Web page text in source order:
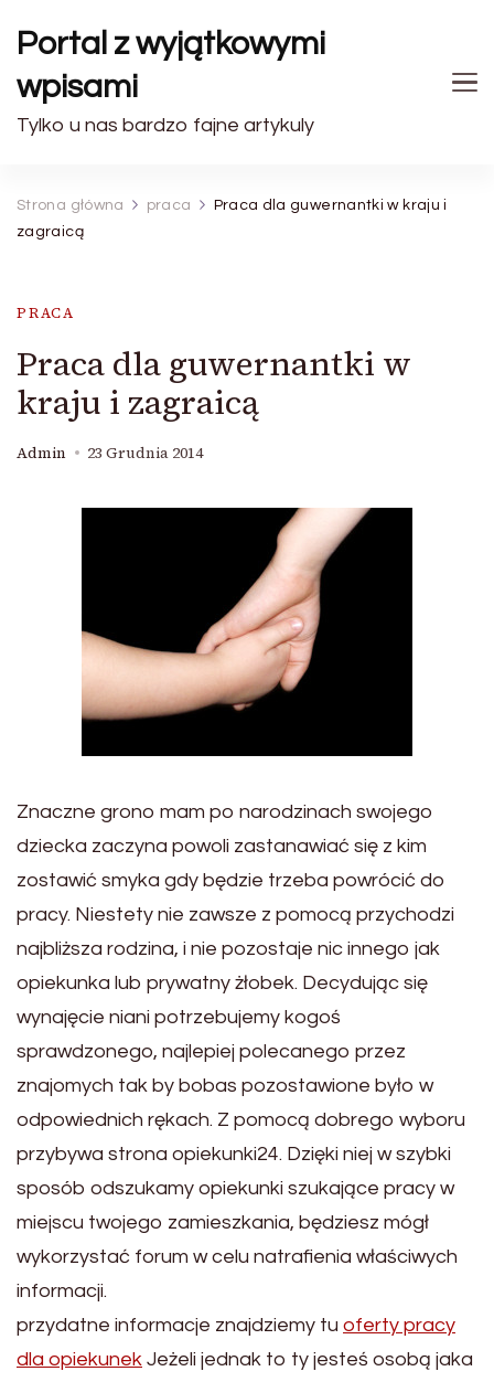
Portal z wyjątkowymi
wpisami
Tylko u nas bardzo fajne artykuly
Strona główna praca
Praca dla guwernantki w kraju i
zagraicą
PRACA
Praca dla guwernantki w
kraju i zagraicą
Admin 23 Grudnia 2014
Znaczne grono mam po narodzinach swojego
dziecka zaczyna powoli zastanawiać się z kim
zostawić smyka gdy będzie trzeba powrócić do
pracy. Niestety nie zawsze z pomocą przychodzi
najbliższa rodzina, i nie pozostaje nic innego jak
opiekunka lub prywatny żłobek. Decydując się
wynajęcie niani potrzebujemy kogoś
sprawdzonego, najlepiej polecanego przez
znajomych tak by bobas pozostawione było w
odpowiednich rękach. Z pomocą dobrego wyboru
przybywa strona opiekunki24. Dzięki niej w szybki
sposób odszukamy opiekunki szukające pracy w
miejscu twojego zamieszkania, będziesz mógł
wykorzystać forum w celu natrafienia właściwych
informacji.
przydatne informacje znajdziemy tu oferty pracy
dla opiekunek Jeżeli jednak to ty jesteś osobą jaka